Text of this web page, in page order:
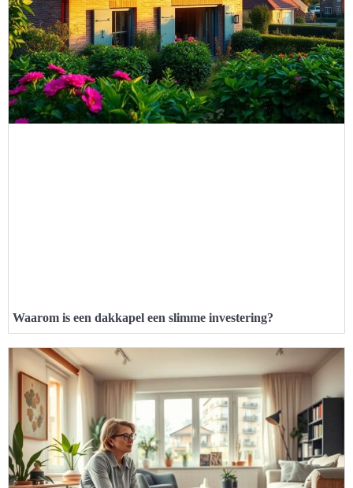
Waarom is een dakkapel een slimme investering?